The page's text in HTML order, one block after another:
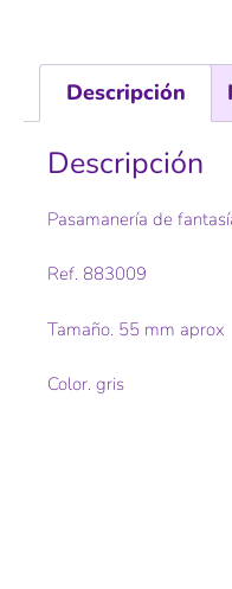
Descripción
Descripción
Pasamanería de
Ref. 883009
Tamaño. 55 mm aprox
Color. gris